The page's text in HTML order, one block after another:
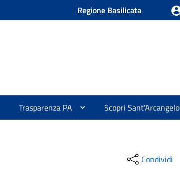
Regione Basilicata
Trasparenza PA Scopri Sant'Arcangelo
Condividi